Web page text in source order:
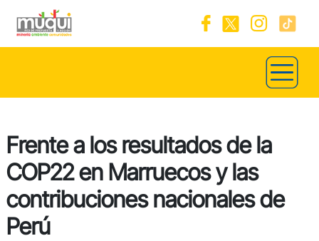
Frente a los resultados de la
COP22 en Marruecos y las
contribuciones nacionales de
Perú